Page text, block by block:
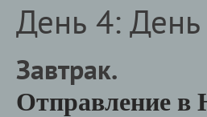
День 4:
Завтрак.
Отправление в